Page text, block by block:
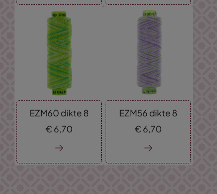
EZM60 dikte 8
€ 6, 70
EZM56 dikte 8
€ 6, 70